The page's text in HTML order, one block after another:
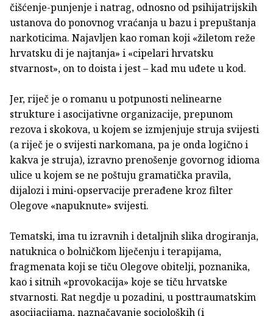
čišćenje-punjenje i natrag, odnosno od psihijatrijskih
ustanova do ponovnog vraćanja u bazu i prepuštanja
narkoticima. Najavljen kao roman koji «žiletom reže
hrvatsku di je najtanja» i «cipelari hrvatsku
stvarnost», on to doista i jest – kad mu uđete u kod.
Jer, riječ je o romanu u potpunosti nelinearne
strukture i asocijativne organizacije, prepunom
rezova i skokova, u kojem se izmjenjuje struja svijesti
(a riječ je o svijesti narkomana, pa je onda logično i
kakva je struja), izravno prenošenje govornog idioma
ulice u kojem se ne poštuju gramatička pravila,
dijalozi i mini-opservacije prerađene kroz filter
Olegove «napuknute» svijesti.
Tematski, ima tu izravnih i detaljnih slika drogiranja,
natuknica o bolničkom liječenju i terapijama,
fragmenata koji se tiču Olegove obitelji, poznanika,
kao i sitnih «provokacija» koje se tiču hrvatske
stvarnosti. Rat negdje u pozadini, u posttraumatskim
asocijacijama, naznačavanje socioloških (i